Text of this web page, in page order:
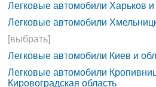
Легковые автомобили Харьков и
Легковые автомобили
[выбрать]
Легковые автомобили Киев и
Легковые автомобили
Кировоградская область